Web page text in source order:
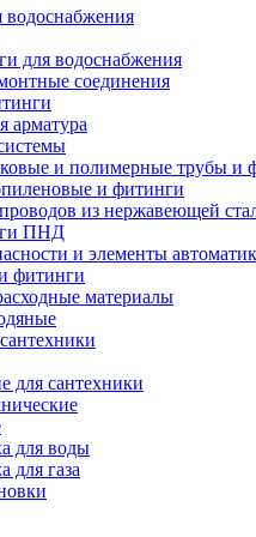
для водоснабжения
соединения
арматура
и полимерные трубы и
и фитинги
из нержавеющей
ПНД
и элементы
фитинги
материалы
для сантехники
для воды
для газа